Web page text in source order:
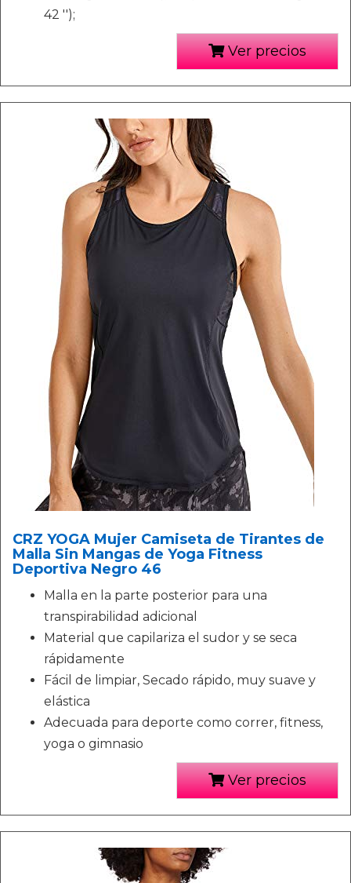
42 '');
Ver precios
CRZ YOGA Mujer Camiseta de Tirantes de
Malla Sin Mangas de Yoga Fitness
Deportiva Negro 46
Malla en la parte posterior para una
transpirabilidad adicional
Material que capilariza el sudor y se seca
rápidamente
Fácil de limpiar, Secado rápido, muy suave y
elástica
Adecuada para deporte como correr, fitness,
yoga o gimnasio
Ver precios